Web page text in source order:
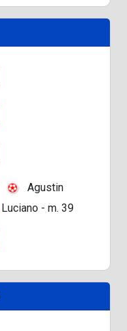
Agustin
Luciano - m. 39